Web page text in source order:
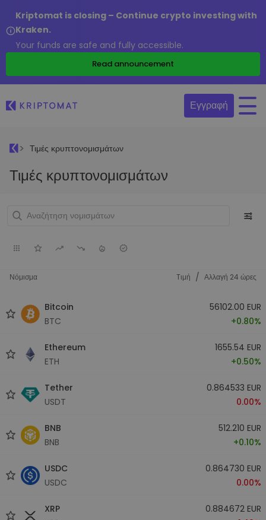
Kriptomat is closing – Continue crypto investing with
Kraken.
Your funds are safe and fully accessible.
Read announcement
Εγγραφή
Τιμές κρυπτονομισμάτων
Τιμές κρυπτονομισμάτων
Νόμισμα Tιμή / Αλλαγή 24 ώρες
Bitcoin
BTC
56102.00 EUR
+0.80%
Ethereum
ETH
1655.54 EUR
+0.50%
Tether
USDT
0.864533 EUR
0.00%
BNB
BNB
512.210 EUR
+0.10%
USDC
USDC
0.864730 EUR
0.00%
XRP
0.884672 EUR